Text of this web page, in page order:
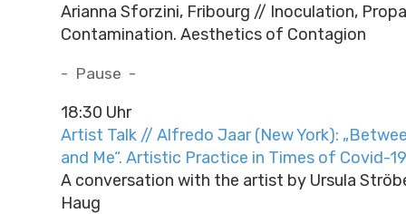
Arianna Sforzini, Fribourg // Inoculation,
Contamination. Aesthetics of Contagion
- Pause -
18:30 Uhr
Artist Talk // Alfredo Jaar (New York):
and Me“. Artistic Practice in Times of Covid-19
A conversation with the artist by Ursula
Haug